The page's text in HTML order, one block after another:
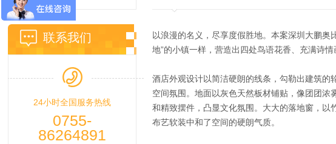
联系我们
24小时全国服务热线
0755-
86264891
以浪漫的名义，尽享度假胜地。本案深圳大鹏
地”的小镇一样，营造出四处鸟语花香、充满诗
酒店外观设计以简洁硬朗的线条，勾勒出建筑
空间氛围。地面以灰色天然板材铺贴，像团团
和精致摆件，凸显文化氛围。大大的落地窗，
布艺软装中和了空间的硬朗气质。